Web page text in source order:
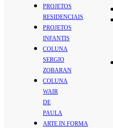
PROJETOS
RESIDENCIAIS
PROJETOS
INFANTIS
COLUNA
SERGIO
ZOBARAN
COLUNA
WAIR
DE
PAULA
ARTE.IN.FORMA